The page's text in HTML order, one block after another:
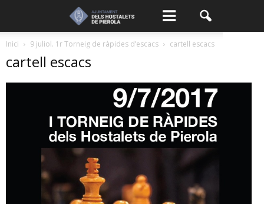
Inici 9 juliol. 1r Torneig de ràpides d’escacs cartell escacs
cartell escacs